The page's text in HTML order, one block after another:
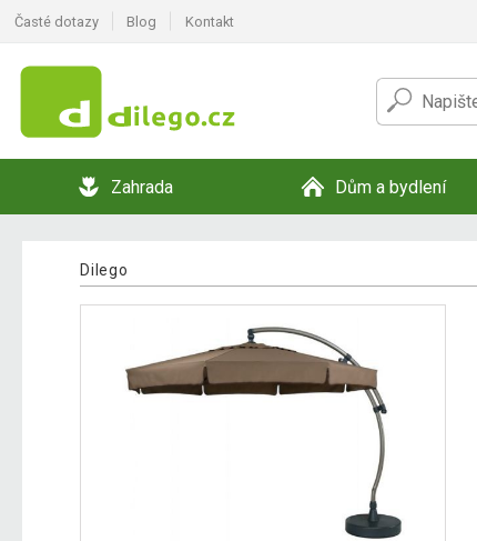
Časté dotazy Blog Kontakt
Zahrada Dům a bydlení
Dilego